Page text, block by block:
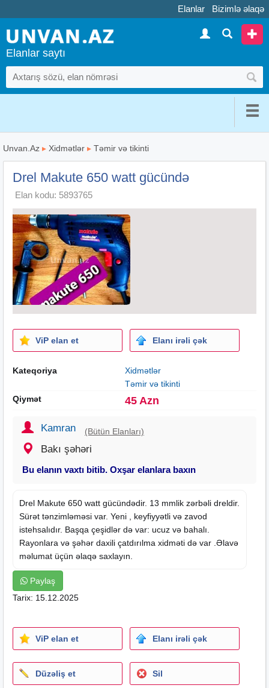
Elanlar Bizimlə əlaqə
Elanlar saytı
Unvan.Az ▸ Xidmətlər ▸ Təmir və tikinti
Drel Makute 650 watt gücündə
Elan kodu: 5893765
ViP elan et Elanı irəli çək
Kateqoriya
Xidmətlər
Təmir və tikinti
Qiymət
45 Azn
Kamran (Bütün Elanları)
Bakı şəhəri
Bu elanın vaxtı bitib. Oxşar elanlara baxın
Drel Makute 650 watt gücündədir. 13 mmlik zərbəli dreldir.
Sürət tənzimləməsi var. Yeni , keyfiyyətli və zavod
istehsalıdır. Başqa çeşidlər də var: ucuz və bahalı.
Rayonlara və şəhər daxili çatdırılma xidməti də var .Əlavə
məlumat üçün əlaqə saxlayın.
Paylaş
Tarix: 15.12.2025
ViP elan et Elanı irəli çək
Düzəliş et Sil